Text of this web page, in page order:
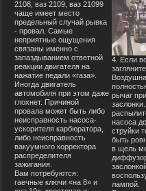
2108, ваз 2109, ваз 21099
чаще имеет место
предельный случай рывка
- провал. Самые
неприятные ощущения
связаны именно с
запаздыванием ответной
реакции двигателя на
нажатие педали «газа».
Иногда двигатель
автомобиля при этом даже
глохнет. Причиной
провала может быть либо
неисправность насоса-
ускорителя карбюратора,
либо неисправность
вакуумного корректора
распределителя
зажигания.
Вам потребуются:
гаечные ключи «на 8» и
4. Если
рычаг
насоса
струйки
быть
в щель
лампой.